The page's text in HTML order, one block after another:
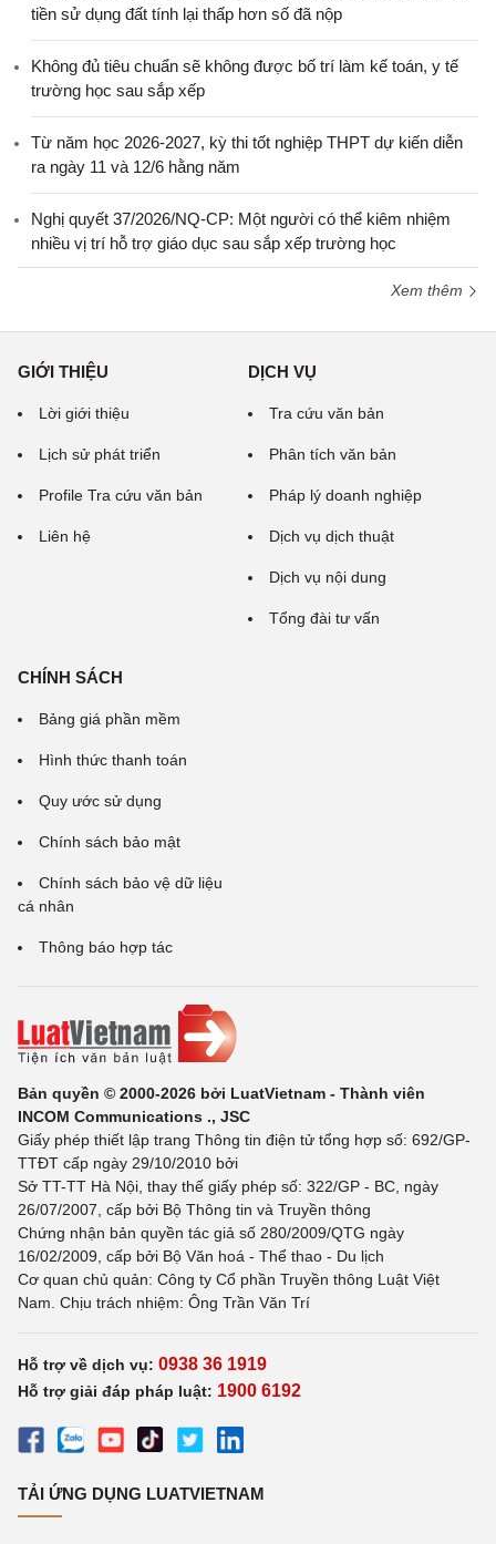
tiền sử dụng đất tính lại thấp hơn số đã nộp
Không đủ tiêu chuẩn sẽ không được bố trí làm kế toán, y tế
trường học sau sắp xếp
Từ năm học 2026-2027, kỳ thi tốt nghiệp THPT dự kiến diễn
ra ngày 11 và 12/6 hằng năm
Nghị quyết 37/2026/NQ-CP: Một người có thể kiêm nhiệm
nhiều vị trí hỗ trợ giáo dục sau sắp xếp trường học
Xem thêm
GIỚI THIỆU
Lời giới thiệu
Lịch sử phát triển
Profile Tra cứu văn bản
Liên hệ
DỊCH VỤ
Tra cứu văn bản
Phân tích văn bản
Pháp lý doanh nghiệp
Dịch vụ dịch thuật
Dịch vụ nội dung
Tổng đài tư vấn
CHÍNH SÁCH
Bảng giá phần mềm
Hình thức thanh toán
Quy ước sử dụng
Chính sách bảo mật
Chính sách bảo vệ dữ liệu
cá nhân
Thông báo hợp tác
Bản quyền © 2000-2026 bởi LuatVietnam - Thành viên
INCOM Communications ., JSC
Giấy phép thiết lập trang Thông tin điện tử tổng hợp số: 692/GP-
TTĐT cấp ngày 29/10/2010 bởi
Sở TT-TT Hà Nội, thay thế giấy phép số: 322/GP - BC, ngày
26/07/2007, cấp bởi Bộ Thông tin và Truyền thông
Chứng nhận bản quyền tác giả số 280/2009/QTG ngày
16/02/2009, cấp bởi Bộ Văn hoá - Thể thao - Du lịch
Cơ quan chủ quản: Công ty Cổ phần Truyền thông Luật Việt
Nam. Chịu trách nhiệm: Ông Trần Văn Trí
Hỗ trợ về dịch vụ: 0938 36 1919
Hỗ trợ giải đáp pháp luật: 1900 6192
TẢI ỨNG DỤNG LUATVIETNAM